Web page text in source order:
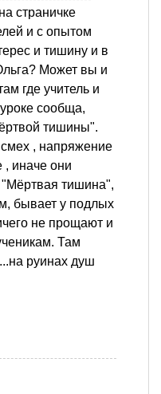
страничке
и с опытом
и тишину и в
Может вы и
где учитель и
сообща,
тишины".
смех , напряжение
, иначе они
тишина",
бывает у подлых
не прощают и
Там
руинах душ